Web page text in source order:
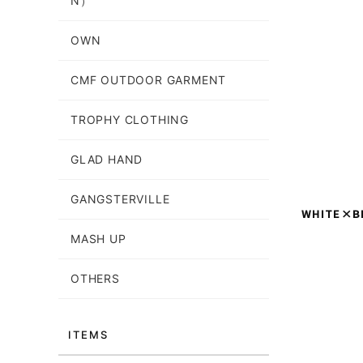
OWN
CMF OUTDOOR GARMENT
TROPHY CLOTHING
GLAD HAND
GANGSTERVILLE
MASH UP
OTHERS
ITEMS